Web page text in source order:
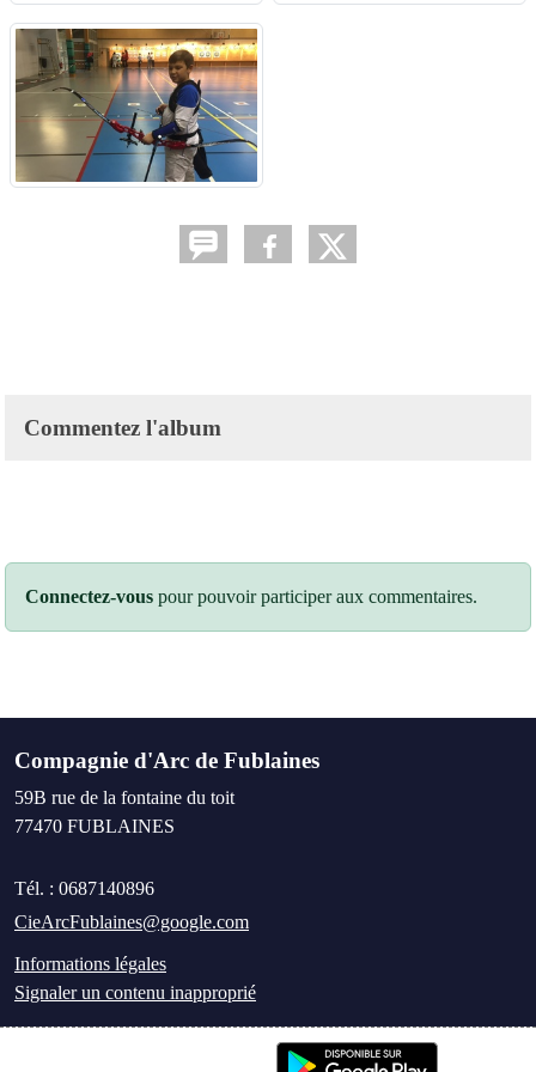
Commentez l'album
Connectez-vous pour pouvoir participer aux commentaires.
Compagnie d'Arc de Fublaines
59B rue de la fontaine du toit
77470 FUBLAINES
Tél. : 0687140896
CieArcFublaines@google.com
Informations légales
Signaler un contenu inapproprié